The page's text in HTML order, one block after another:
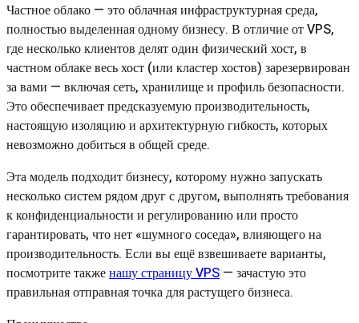
Частное облако — это облачная инфраструктурная среда,
полностью выделенная одному бизнесу. В отличие от VPS,
где несколько клиентов делят один физический хост, в
частном облаке весь хост (или кластер хостов) зарезервирован
за вами — включая сеть, хранилище и профиль безопасности.
Это обеспечивает предсказуемую производительность,
настоящую изоляцию и архитектурную гибкость, которых
невозможно добиться в общей среде.
Эта модель подходит бизнесу, которому нужно запускать
несколько систем рядом друг с другом, выполнять требования
к конфиденциальности и регулированию или просто
гарантировать, что нет «шумного соседа», влияющего на
производительность. Если вы ещё взвешиваете варианты,
посмотрите такженашу страницу VPS — зачастую это
правильная отправная точка для растущего бизнеса.